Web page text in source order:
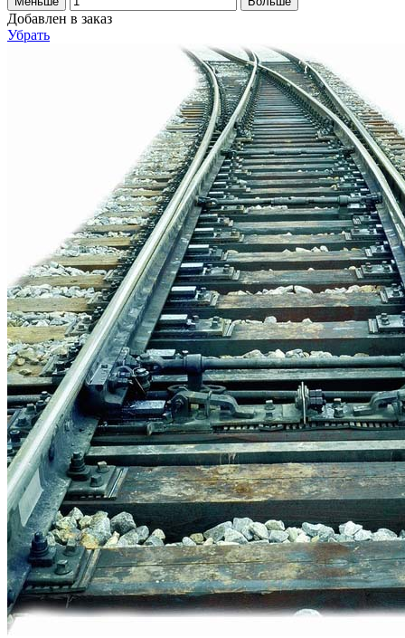
Добавлен в заказ
Убрать